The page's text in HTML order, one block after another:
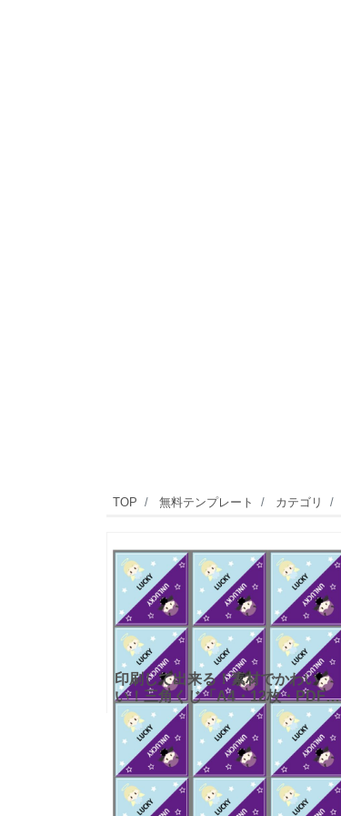
TOP 無料テンプレート カテゴリ
印刷して出来る！素材でかわい
い！三角くじ「A4・12枚・PDF・
JPG」のテンプレートとなり、作
り方が簡単！ダウンロードする事
で簡単に利用出来ます。天使と小
悪魔